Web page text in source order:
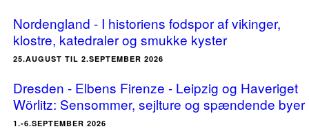
Nordengland - I historiens fodspor af vikinger,
klostre, katedraler og smukke kyster
25.AUGUST TIL 2.SEPTEMBER 2026
Dresden - Elbens Firenze - Leipzig og Haveriget
Wörlitz: Sensommer, sejlture og spændende byer
1.-6.SEPTEMBER 2026